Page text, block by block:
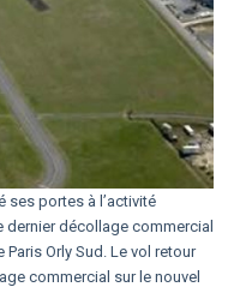
ses portes à l’activité
dernier décollage commercial
Orly Sud. Le vol retour
commercial sur le nouvel